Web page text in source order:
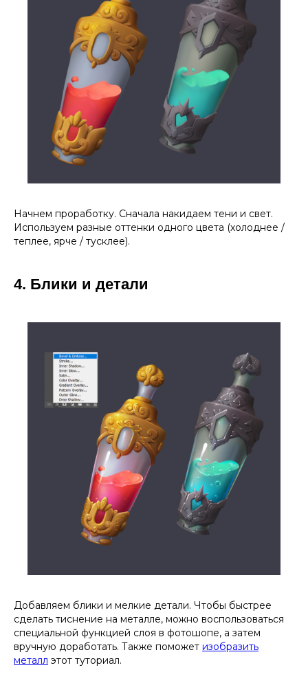
Начнем проработку. Сначала накидаем тени и свет.
Используем разные оттенки одного цвета (холоднее /
теплее, ярче / тусклее).
4. Блики и детали
Добавляем блики и мелкие детали. Чтобы быстрее
сделать тиснение на металле, можно воспользоваться
специальной функцией слоя в фотошопе, а затем
вручную доработать. Также поможет изобразить
металл этот туториал.
Еще статьи по теме: